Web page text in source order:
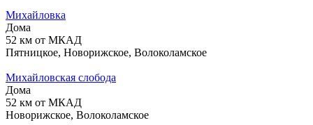
Михайловка
Дома
52 км от МКАД
Пятницкое, Новорижское, Волоколамское
Михайловская слобода
Дома
52 км от МКАД
Новорижское, Волоколамское